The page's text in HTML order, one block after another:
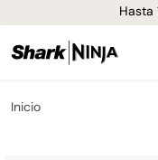
¡Envíos
Inicio